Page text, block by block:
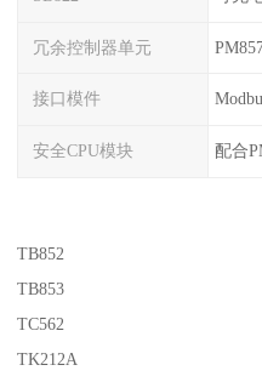
冗余控制器单元
接口模件
安全CPU模块 配合
TB852
TB853
TC562
TK212A